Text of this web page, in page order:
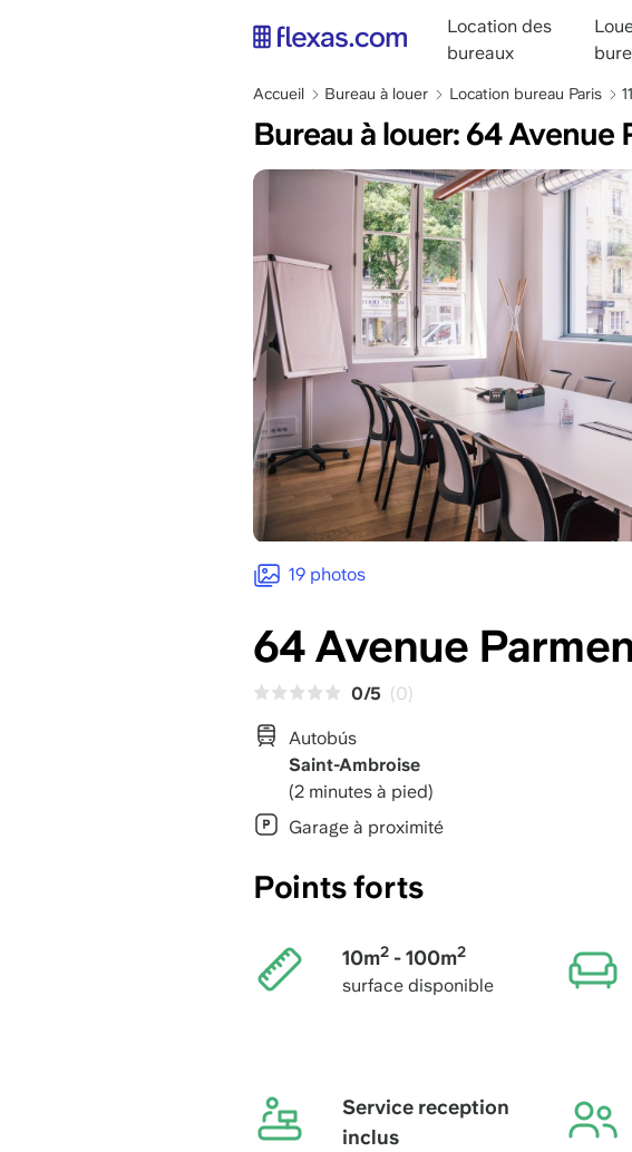
main
navigation
Location des
bureaux
Fil
d'Ariane
Accueil Bureau à louer Location bureau Paris
Bureau à louer: 64 Avenue
19 photos
64 Avenue
0/5 (0)
Autobús
Saint-Ambroise
(2 minutes à pied)
Garage à proximité
Points forts
10m2- 100m2
surface disponible
Service reception
inclus